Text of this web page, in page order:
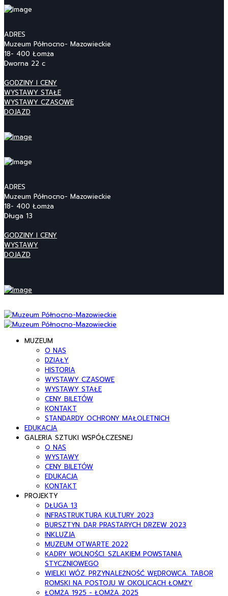
ADRES
Muzeum Północno- Mazowieckie
18- 400 Łomża
Dworna 22 c
GODZINY I CENY
WYSTAWY STAŁE
WYSTAWY CZASOWE
DOJAZD
ADRES
Muzeum Północno- Mazowieckie
18- 400 Łomża
Długa 13
GODZINY I CENY
WYSTAWY
DOJAZD
MUZEUM
O NAS
DZIAŁY
HISTORIA
WYSTAWY CZASOWE
WYSTAWY STAŁE
CENY BILETÓW
KONTAKT
STANDARDY OCHRONY MAŁOLETNICH
EDUKACJA
GALERIA SZTUKI WSPÓŁCZESNEJ
O NAS
WYSTAWY
CENY BILETÓW
EDUKACJA
KONTAKT
PROJEKTY
DŁUGA 13
INFRASTRUKTURA KULTURY 2023
BURSZTYN. DAR PRASTARYCH DRZEW 2023
INKLUZJA
MUZEUM OTWARTE 2022
KADRY WOLNOŚCI. SZLAKIEM POWSTANIA
STYCZNIOWEGO
WIELKI WÓZ. PRZYNALEŻNOŚĆ WĘDROWCA. TABOR
ROMSKI NA POSTOJU W OKOLICACH ŁOMŻY
ŁOMŻA 1925 - ŁOMŻA 2025